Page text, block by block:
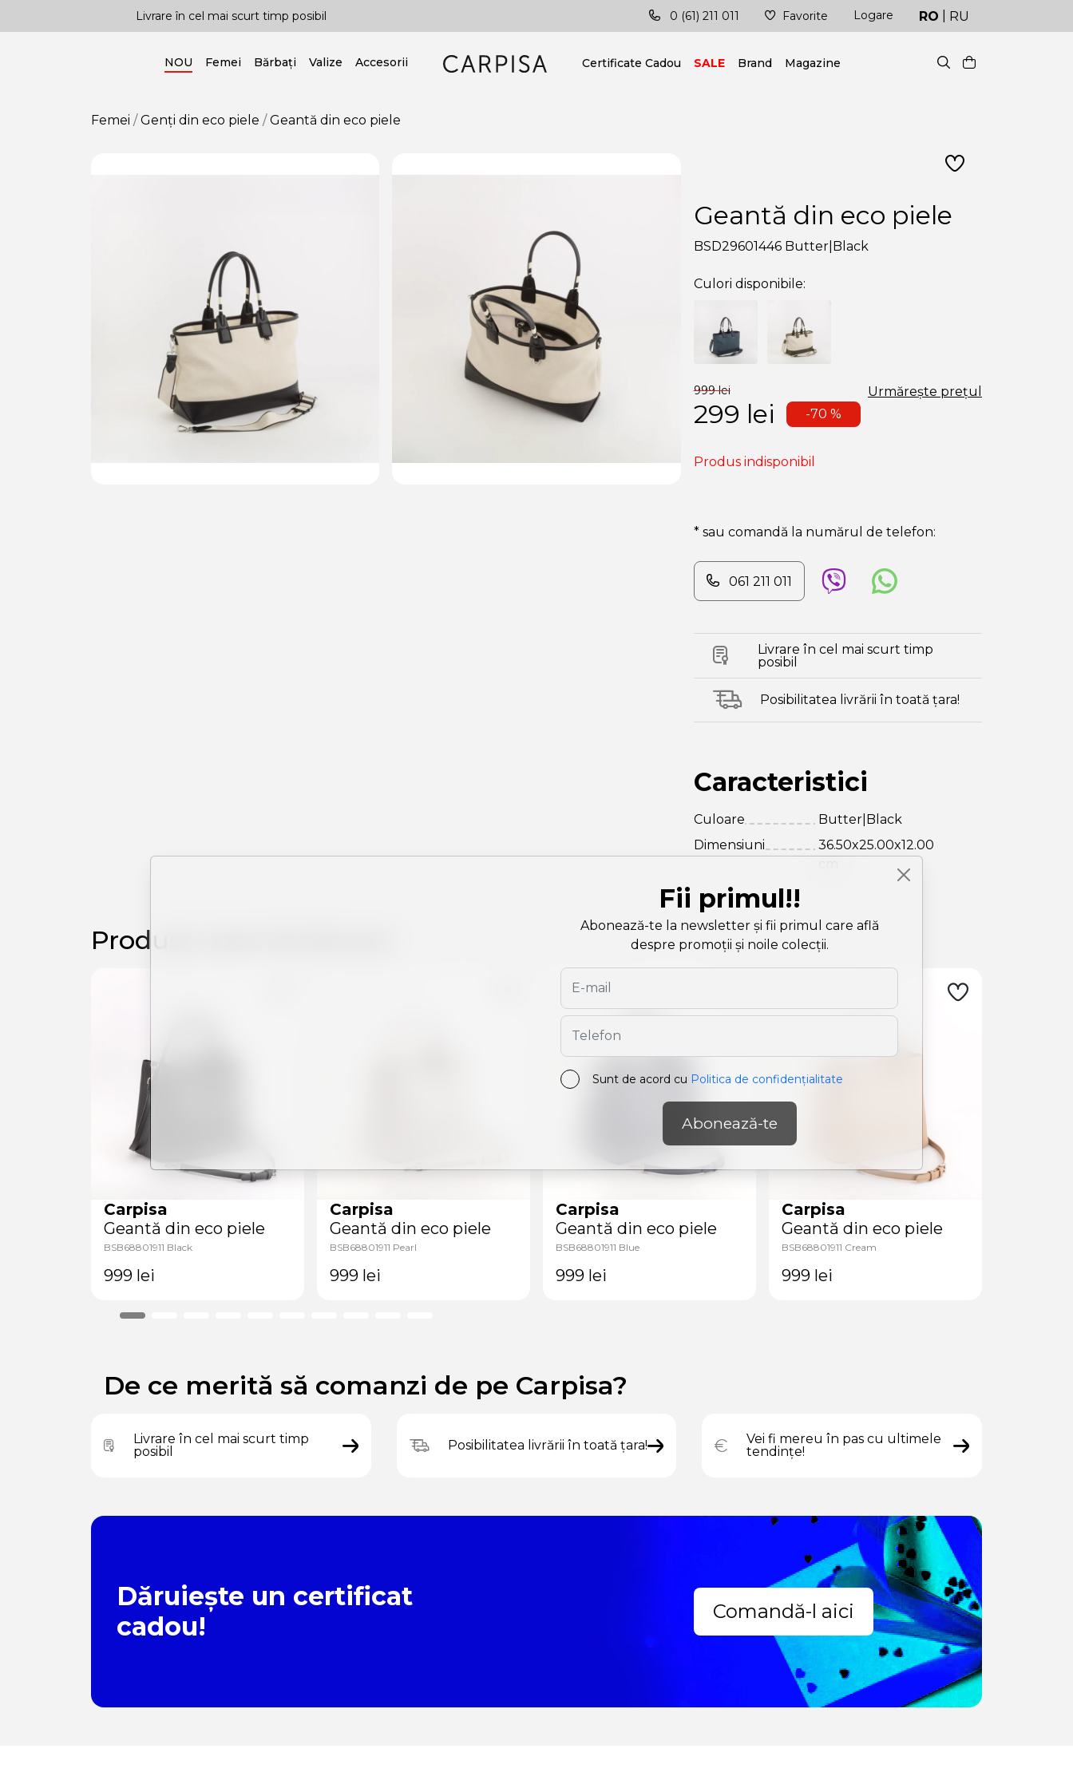
Posibilitatea livrării în toată țara! Vei fi mereu în pas cu ultimele tendințe! Livrare în cel mai scurt timp posibil
0 (61) 211 011 Favorite Logare RO RU
NOU Femei Bărbați Valize Accesorii Certificate Cadou SALE Brand Magazine
Femei Genți din eco piele Geantă din eco piele
Geantă din eco piele
BSD29601446 Butter|Black
Culori disponibile:
999 lei Urmărește prețul
299 lei -70 %
Produs indisponibil
* sau comandă la numărul de telefon:
061 211 011
Livrare în cel mai scurt timp
posibil
Posibilitatea livrării în toată țara!
Caracteristici
Culoare
Butter|Black
Dimensiuni
36.50x25.00x12.00
Produse asemănătoare
Carpisa
Geantă din eco piele
BSB68801911 Black
999 lei
Carpisa
Geantă din eco piele
BSB68801911 Pearl
999 lei
Carpisa
Geantă din eco piele
BSB68801911 Blue
999 lei
Carpisa
Geantă din eco piele
BSB68801911 Cream
999 lei
De ce merită să comanzi de pe Carpisa?
Livrare în cel mai scurt timp
posibil
Posibilitatea livrării în toată țara!
Vei fi mereu în pas cu ultimele
tendințe!
Dăruiește un certificat
cadou!
Comandă-l aici
Fii primul!!
Abonează-te la newsletter și fii primul care află
despre promoții și noile colecții.
Sunt de acord cu Politica de confidențialitate
Abonează-te